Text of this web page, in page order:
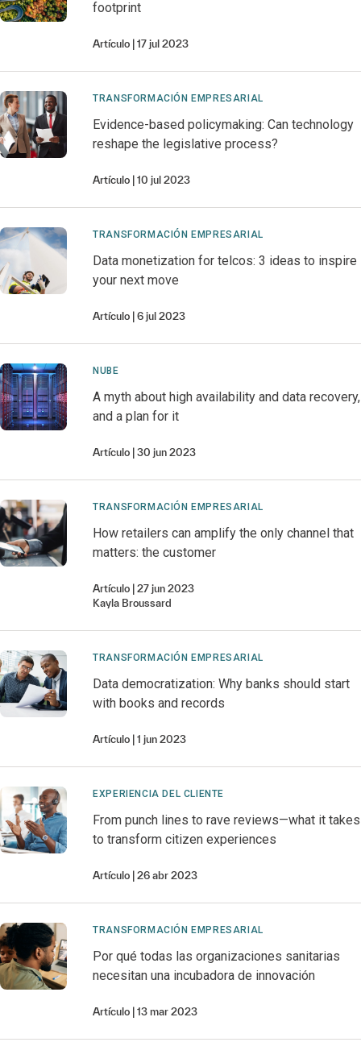
footprint
Artículo 17 jul 2023
TRANSFORMACIÓN EMPRESARIAL
Evidence-based policymaking: Can technology
reshape the legislative process?
Artículo 10 jul 2023
TRANSFORMACIÓN EMPRESARIAL
Data monetization for telcos: 3 ideas to inspire
your next move
Artículo 6 jul 2023
NUBE
A myth about high availability and data recovery,
and a plan for it
Artículo 30 jun 2023
TRANSFORMACIÓN EMPRESARIAL
How retailers can amplify the only channel that
matters: the customer
Artículo
27 jun 2023
Kayla Broussard
TRANSFORMACIÓN EMPRESARIAL
Data democratization: Why banks should start
with books and records
Artículo 1 jun 2023
EXPERIENCIA DEL CLIENTE
From punch lines to rave reviews—what it takes
to transform citizen experiences
Artículo 26 abr 2023
TRANSFORMACIÓN EMPRESARIAL
Por qué todas las organizaciones sanitarias
necesitan una incubadora de innovación
Artículo 13 mar 2023